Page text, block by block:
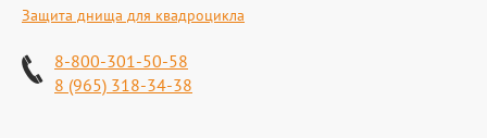
Защита днища для квадроцикла
8-800-301-50-58
8 (965) 318-34-38